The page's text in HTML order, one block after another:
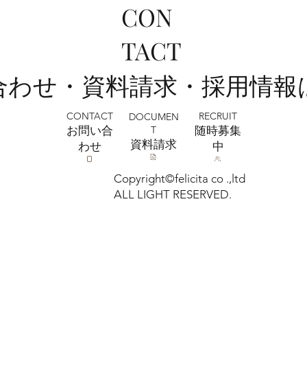
全店舗 ★ゴールデンウィークの営業に
Copyright©felicita co .,ltd
ALL LIGHT RESERVED.
CON
TACT
せ・資料請求・採用情
CONTACT
お問い合
わせ
DOCUMEN
T
​資料請求
RECRUIT
​随時募集
中